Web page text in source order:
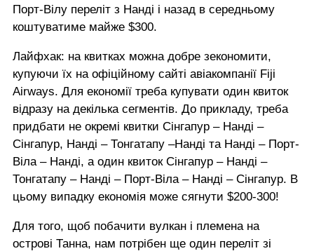
Порт-Вілу переліт з Нанді і назад в середньому
коштуватиме майже $300.
Лайфхак: на квитках можна добре зекономити,
купуючи їх на офіційному сайті авіакомпанії Fiji
Airways. Для економії треба купувати один квиток
відразу на декілька сегментів. До прикладу, треба
придбати не окремі квитки Сінгапур – Нанді –
Сінгапур, Нанді – Тонгатапу –Нанді та Нанді – Порт-
Віла – Нанді, а один квиток Сінгапур – Нанді –
Тонгатапу – Нанді – Порт-Віла – Нанді – Сінгапур. В
цьому випадку економія може сягнути $200-300!
Для того, щоб побачити вулкан і племена на
острові Танна, нам потрібен ще один переліт зі